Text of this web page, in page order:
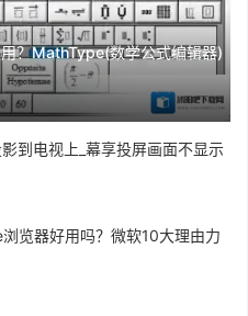
？MathType(数学公式编辑器)
到电视上_幕享投屏画面不显示
览器好用吗？微软10大理由力